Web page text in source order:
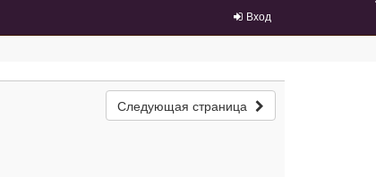
Вход
Следующая страница